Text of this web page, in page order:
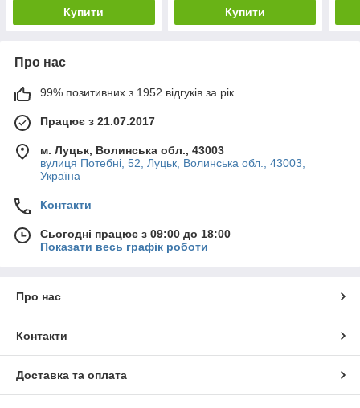
Купити Купити
Про нас
99% позитивних з 1952 відгуків за рік
Працює з 21.07.2017
м. Луцьк, Волинська обл., 43003
вулиця Потебні, 52, Луцьк, Волинська обл., 43003,
Україна
Контакти
Сьогодні працює з 09:00 до 18:00
Показати весь графік роботи
Про нас
Контакти
Доставка та оплата